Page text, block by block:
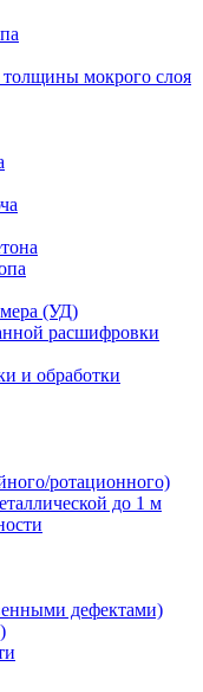
толщины мокрого слоя
(УД)
расшифровки
и обработки
ротационного)
до 1 м
дефектами)